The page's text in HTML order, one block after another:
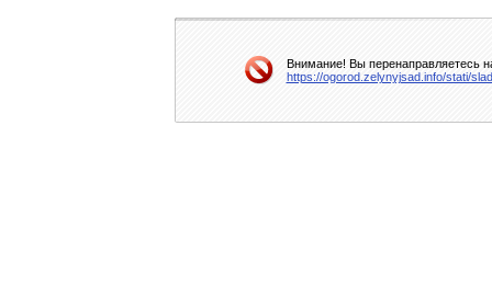
Внимание! Вы перенаправляетесь
https://ogorod.zelynyjsad.info/stati/